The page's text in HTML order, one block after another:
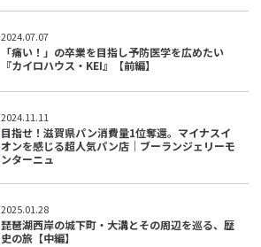
2024.07.07
「痛い！」の卒業を目指し予防医学を広めたい
『カイロハウス・KEI』【前編】
2024.11.11
目指せ！滋賀県パン消費量1位奪還。マイナスイ
オンを感じる超人気パン店｜ブーランジェリーモ
ンターニュ
2025.01.28
琵琶湖西岸の城下町・大溝とその周辺を巡る、歴
史の旅【中編】